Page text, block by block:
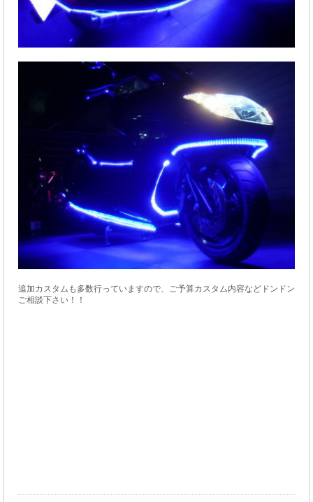
追加カスタムも多数行っていますので、ご予算カスタム内容などドンドン
ご相談下さい！！